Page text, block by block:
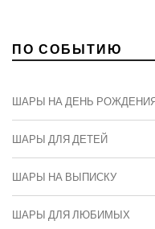
ПО СОБЫТИЮ
ШАРЫ НА ДЕНЬ
ШАРЫ ДЛЯ ДЕТЕЙ
ШАРЫ НА ВЫПИСКУ
ШАРЫ ДЛЯ ЛЮБИМЫХ